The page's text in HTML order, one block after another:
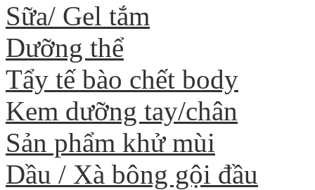
Sữa/ Gel tắm
Dưỡng thể
Tẩy tế bào chết body
Kem dưỡng tay/chân
Sản phẩm khử mùi
Dầu / Xà bông gội đầu